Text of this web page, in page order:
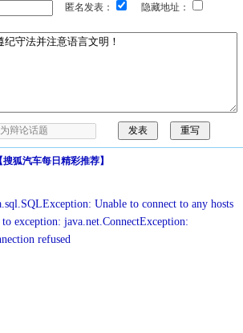
匿名发表：
隐藏地址：
搜狐汽车每日精彩推荐】
Unable to connect to any hosts
to exception: java.net.ConnectException:
refused